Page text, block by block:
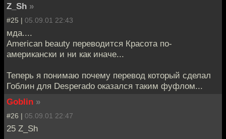
Z_Sh »
#25 | 05.09.01 22:43
мда....
American beauty переводится Красота по-
американски и ни как иначе...
Теперь я понимаю почему перевод который сделал
Гоблин для Desperado оказался таким фуфлом...
Goblin »
#26 | 05.09.01 22:47
25 Z_Sh